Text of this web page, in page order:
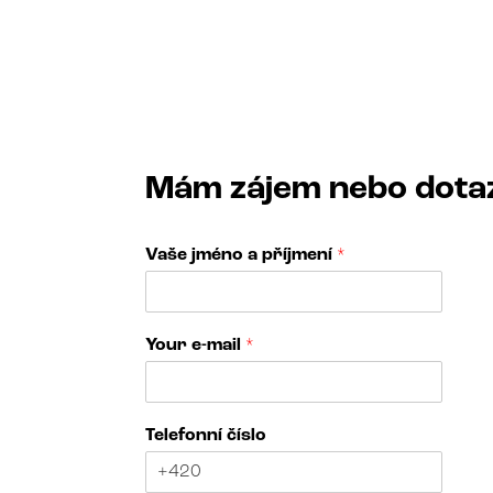
Mám zájem nebo
Vaše jméno a příjmení *
Your e-mail *
u
s
Telefonní číslo